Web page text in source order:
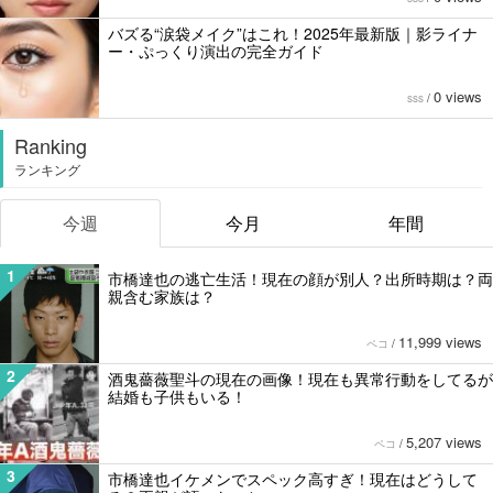
バズる“涙袋メイク”はこれ！2025年最新版｜影ライナ
ー・ぷっくり演出の完全ガイド
sss / 0 views
Ranking
ランキング
今週 今月 年間
1
市橋達也の逃亡生活！現在の顔が別人？出所時期は？両
親含む家族は？
ペコ / 11,999 views
2
酒鬼薔薇聖斗の現在の画像！現在も異常行動をしてるが
結婚も子供もいる！
ペコ / 5,207 views
3
市橋達也イケメンでスペック高すぎ！現在はどうして